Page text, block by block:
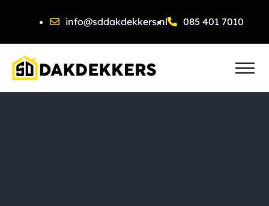
info@sddakdekkers.nl 085 401 7010